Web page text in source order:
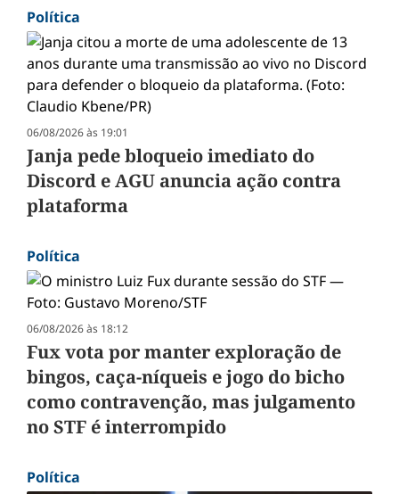
Política
06/08/2026 às 19:01
Janja pede bloqueio imediato do
Discord e AGU anuncia ação contra
plataforma
Política
06/08/2026 às 18:12
Fux vota por manter exploração de
bingos, caça-níqueis e jogo do bicho
como contravenção, mas julgamento
no STF é interrompido
Política